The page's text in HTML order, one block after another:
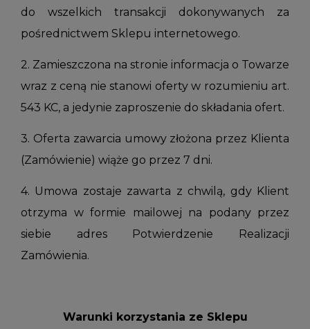
do wszelkich transakcji dokonywanych za
pośrednictwem Sklepu internetowego.
2. Zamieszczona na stronie informacja o Towarze
wraz z ceną nie stanowi oferty w rozumieniu art.
543 KC, a jedynie zaproszenie do składania ofert.
3. Oferta zawarcia umowy złożona przez Klienta
(Zamówienie) wiąże go przez 7 dni.
4. Umowa zostaje zawarta z chwilą, gdy Klient
otrzyma w formie mailowej na podany przez
siebie adres Potwierdzenie Realizacji
Zamówienia.
Warunki korzystania ze Sklepu